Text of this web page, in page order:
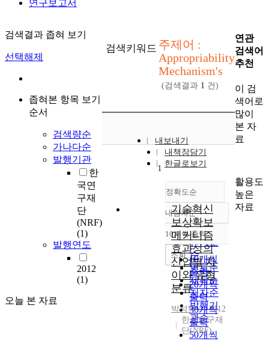
연구보고서
검색결과 좁혀 보기
선택해제
좁혀본 항목 보기
순서
검색량순
가나다순
발행기관
한
국연
구재
단
(NRF)
(1)
발행연도
2012
(1)
오늘 본 자료
검색키워드 주제어 :
Appropriability
Mechanism's
(검색결과 1 건)
내보내기
내책장담기
한글로보기
정확도순
정확도
순
인기도
순
연도순
제목순
저자순
발행기
관순
내림차순
내림차순
10개씩 출력
10개씩
출력
20개씩
출력
30개씩
출력
50개씩
조회
1
기술혁신
보상확보
메커니즘
효과성의
산업별 차
이와 유형
분류
박성택
2012
한국연구재
단(NRF)
연관
검색어
추천
이 검
색어로
많이
본 자
료
활용도
높은
자료